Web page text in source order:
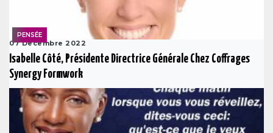
PENSÉE
07 Decembre 2022
Isabelle Côté, Présidente Directrice Générale Chez Coffrages
Synergy Formwork